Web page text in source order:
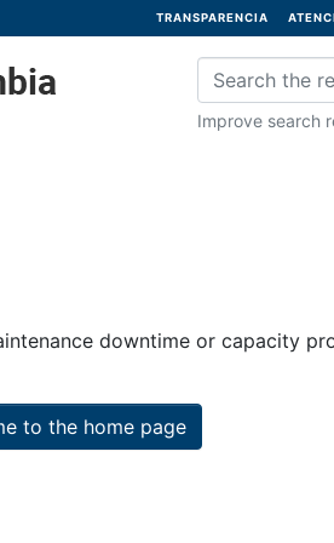
TRANSPARENCIA
Improve search
downtime or capacity
to the home page